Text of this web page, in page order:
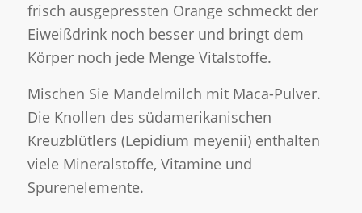
frisch ausgepressten Orange schmeckt der
Eiweißdrink noch besser und bringt dem
Körper noch jede Menge Vitalstoffe.
Mischen Sie Mandelmilch mit Maca-Pulver.
Die Knollen des südamerikanischen
Kreuzblütlers (Lepidium meyenii) enthalten
viele Mineralstoffe, Vitamine und
Spurenelemente.